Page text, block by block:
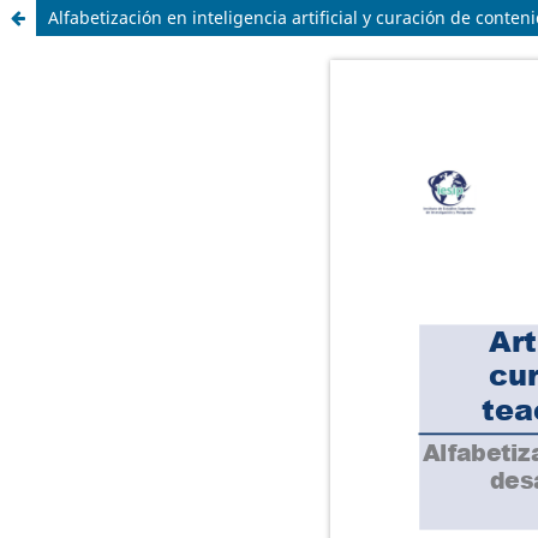
Alfabetización en inteligencia artificial y curación de